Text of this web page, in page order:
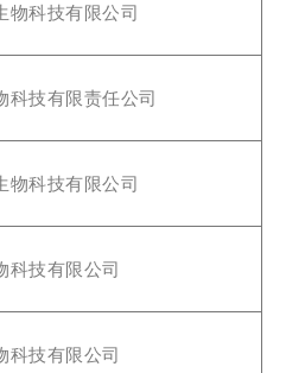
物科技有限公司
科技有限责任公司
物科技有限公司
科技有限公司
科技有限公司